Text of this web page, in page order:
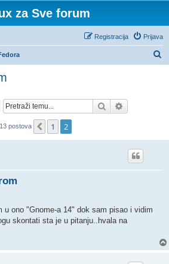
za Sve forum
Prijava
Registracija
ž
i
Pretražnik
13 postova Prethodna
1 2
u ono "Gnome-a 14" dok sam pisao i vidim
skontati sta je u pitanju..hvala na